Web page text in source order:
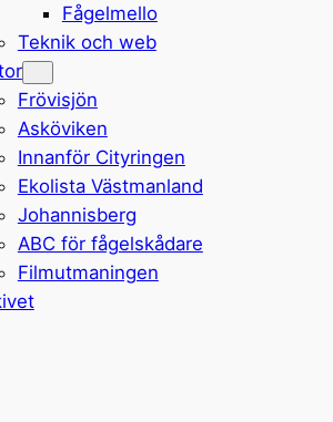
Fågelmello
Teknik och web
Frövisjön
Asköviken
Innanför Cityringen
Ekolista Västmanland
Johannisberg
ABC för fågelskådare
Filmutmaningen